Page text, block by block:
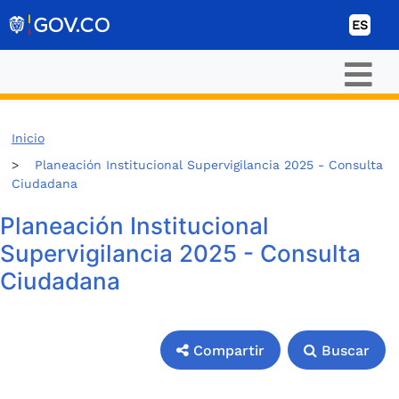
ES
Inicio
Planeación Institucional Supervigilancia 2025 - Consulta
Ciudadana
Planeación Institucional
Supervigilancia 2025 - Consulta
Ciudadana
Compartir Buscar